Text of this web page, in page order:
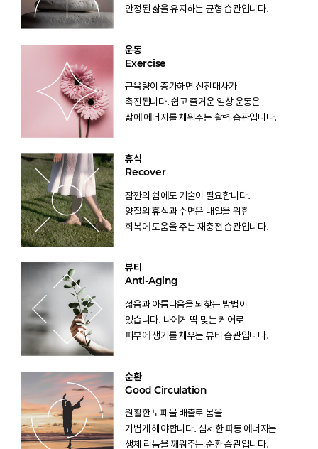
안정된 삶을 유지하는 균형 습관입니다.
운동
Exercise
근육량이 증가하면 신진대사가
촉진됩니다. 쉽고 즐거운 일상 운동은
삶에 에너지를 채워주는 활력 습관입니다.
휴식
Recover
잠깐의 쉼에도 기술이 필요합니다.
양질의 휴식과 수면은 내일을 위한
회복에 도움을 주는 재충전 습관입니다.
뷰티
Anti-Aging
젊음과 아름다움을 되찾는 방법이
있습니다. 나에게 딱 맞는 케어로
피부에 생기를 채우는 뷰티 습관입니다.
순환
Good Circulation
원활한 노폐물 배출로 몸을
가볍게 해야합니다. 섬세한 파동 에너지는
생체 리듬을 깨워주는 순환 습관입니다.